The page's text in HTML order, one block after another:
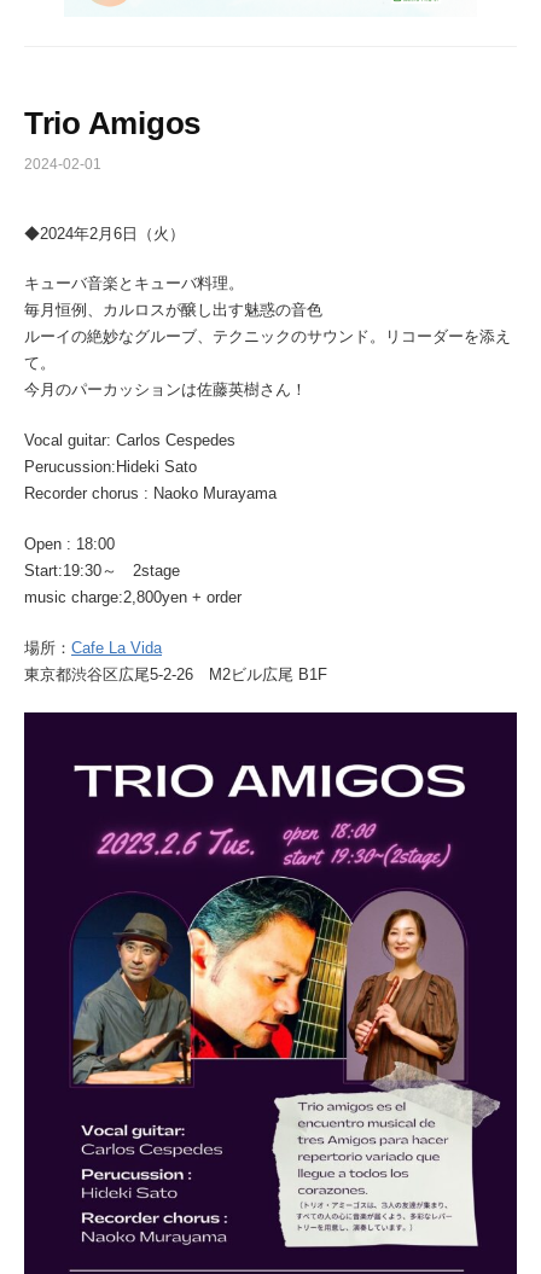
Trio Amigos
2024-02-01
◆2024年2月6日（火）
キューバ音楽とキューバ料理。
毎月恒例、カルロスが醸し出す魅惑の音色
ルーイの絶妙なグルーブ、テクニックのサウンド。リコーダーを添え
て。
今月のパーカッションは佐藤英樹さん！
Vocal guitar: Carlos Cespedes
Perucussion:Hideki Sato
Recorder chorus : Naoko Murayama
Open : 18:00
Start:19:30～ 2stage
music charge:2,800yen + order
場所： Cafe La Vida
東京都渋谷区広尾5-2-26 M2ビル広尾 B1F